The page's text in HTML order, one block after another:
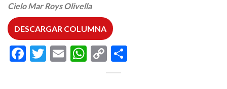
Cielo Mar Roys Olivella
DESCARGAR COLUMNA
Facebook
Twitter
EmailWhatsApp
Copy
Link